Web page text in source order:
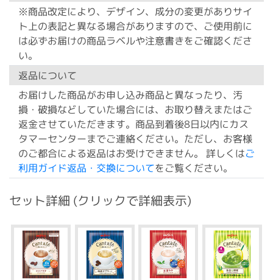
※商品改定により、デザイン、成分の変更がありサイ
ト上の表記と異なる場合がありますので、ご使用前に
は必ずお届けの商品ラベルや注意書きをご確認くださ
い。
返品について
お届けした商品がお申し込み商品と異なったり、汚
損・破損などしていた場合には、お取り替えまたはご
返金させていただきます。商品到着後8日以内にカス
タマーセンターまでご連絡ください。ただし、お客様
のご都合による返品はお受けできません。 詳しくはご
利用ガイド返品・交換についてをご覧ください。
セット詳細 (クリックで詳細表示)